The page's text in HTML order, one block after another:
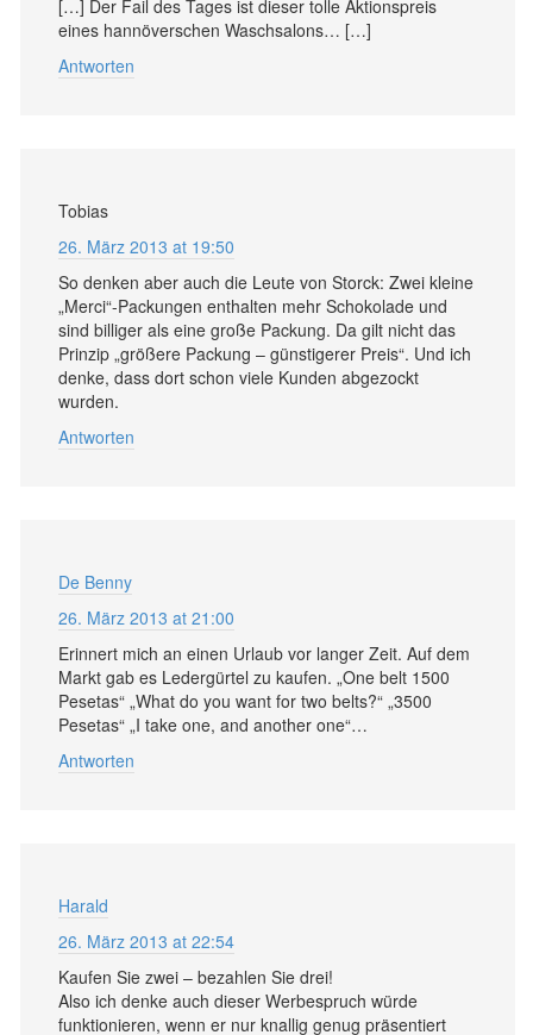
[…] Der Fail des Tages ist dieser tolle Aktionspreis
eines hannöverschen Waschsalons… […]
Antworten
Tobias
26. März 2013 at 19:50
So denken aber auch die Leute von Storck: Zwei kleine
„Merci“-Packungen enthalten mehr Schokolade und
sind billiger als eine große Packung. Da gilt nicht das
Prinzip „größere Packung – günstigerer Preis“. Und ich
denke, dass dort schon viele Kunden abgezockt
wurden.
Antworten
De Benny
26. März 2013 at 21:00
Erinnert mich an einen Urlaub vor langer Zeit. Auf dem
Markt gab es Ledergürtel zu kaufen. „One belt 1500
Pesetas“ „What do you want for two belts?“ „3500
Pesetas“ „I take one, and another one“…
Antworten
Harald
26. März 2013 at 22:54
Kaufen Sie zwei – bezahlen Sie drei!
Also ich denke auch dieser Werbespruch würde
funktionieren, wenn er nur knallig genug präsentiert